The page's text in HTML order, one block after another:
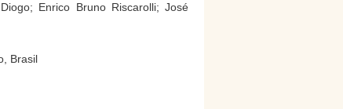
Enrico Bruno Riscarolli; José
Brasil